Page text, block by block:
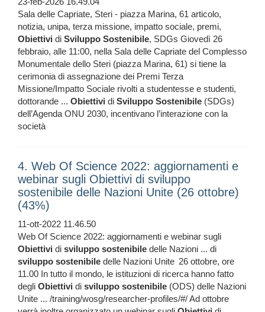
Sala delle Capriate, Steri - piazza Marina, 61 articolo,
notizia, unipa, terza missione, impatto sociale, premi,
Obiettivi di Sviluppo Sostenibile, SDGs Giovedì 26
febbraio, alle 11:00, nella Sala delle Capriate del Complesso
Monumentale dello Steri (piazza Marina, 61) si tiene la
cerimonia di assegnazione dei Premi Terza
Missione/Impatto Sociale rivolti a studentesse e studenti,
dottorande ... Obiettivi di Sviluppo Sostenibile (SDGs)
dell’Agenda ONU 2030, incentivano l’interazione con la
società
4. Web Of Science 2022: aggiornamenti e
webinar sugli Obiettivi di sviluppo
sostenibile delle Nazioni Unite (26 ottobre)
(43%)
11-ott-2022 11.46.50
Web Of Science 2022: aggiornamenti e webinar sugli
Obiettivi di sviluppo sostenibile delle Nazioni ... di
sviluppo sostenibile delle Nazioni Unite 26 ottobre, ore
11.00 In tutto il mondo, le istituzioni di ricerca hanno fatto
degli Obiettivi di sviluppo sostenibile (ODS) delle Nazioni
Unite ... /training/wosg/researcher-profiles/#/ Ad ottobre